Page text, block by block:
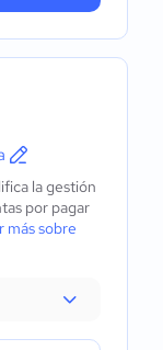
la gestión
por pagar
más sobre